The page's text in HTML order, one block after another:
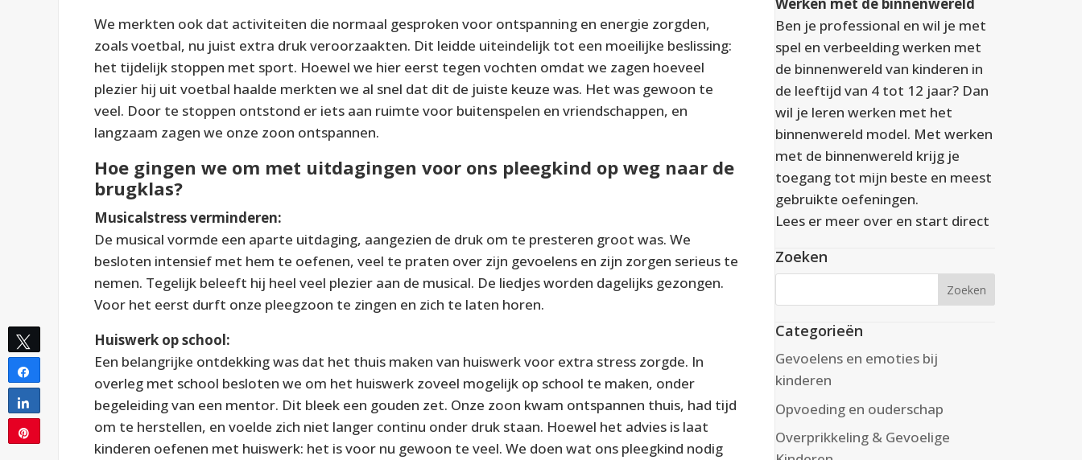
We merkten ook dat activiteiten die normaal gesproken voor ontspanning en energie zorgden,
zoals voetbal, nu juist extra druk veroorzaakten. Dit leidde uiteindelijk tot een moeilijke beslissing:
het tijdelijk stoppen met sport. Hoewel we hier eerst tegen vochten omdat we zagen hoeveel
plezier hij uit voetbal haalde merkten we al snel dat dit de juiste keuze was. Het was gewoon te
veel. Door te stoppen ontstond er iets aan ruimte voor buitenspelen en vriendschappen, en
langzaam zagen we onze zoon ontspannen.
Hoe gingen we om met uitdagingen voor ons pleegkind op weg naar de
brugklas?
Musicalstress verminderen:
De musical vormde een aparte uitdaging, aangezien de druk om te presteren groot was. We
besloten intensief met hem te oefenen, veel te praten over zijn gevoelens en zijn zorgen serieus te
nemen. Tegelijk beleeft hij heel veel plezier aan de musical. De liedjes worden dagelijks gezongen.
Voor het eerst durft onze pleegzoon te zingen en zich te laten horen.
Huiswerk op school:
Een belangrijke ontdekking was dat het thuis maken van huiswerk voor extra stress zorgde. In
overleg met school besloten we om het huiswerk zoveel mogelijk op school te maken, onder
begeleiding van een mentor. Dit bleek een gouden zet. Onze zoon kwam ontspannen thuis, had tijd
om te herstellen, en voelde zich niet langer continu onder druk staan. Hoewel het advies is laat
kinderen oefenen met huiswerk: het is voor nu gewoon te veel. We doen wat ons pleegkind nodig
Werken met de binnenwereld
Ben je professional en wil je met
spel en verbeelding werken met
de binnenwereld van kinderen in
de leeftijd van 4 tot 12 jaar? Dan
wil je leren werken met het
binnenwereld model. Met werken
met de binnenwereld krijg je
toegang tot mijn beste en meest
gebruikte oefeningen.
Lees er meer over en start direct
Zoeken
Categorieën
Gevoelens en emoties bij
kinderen
Opvoeding en ouderschap
Overprikkeling & Gevoelige